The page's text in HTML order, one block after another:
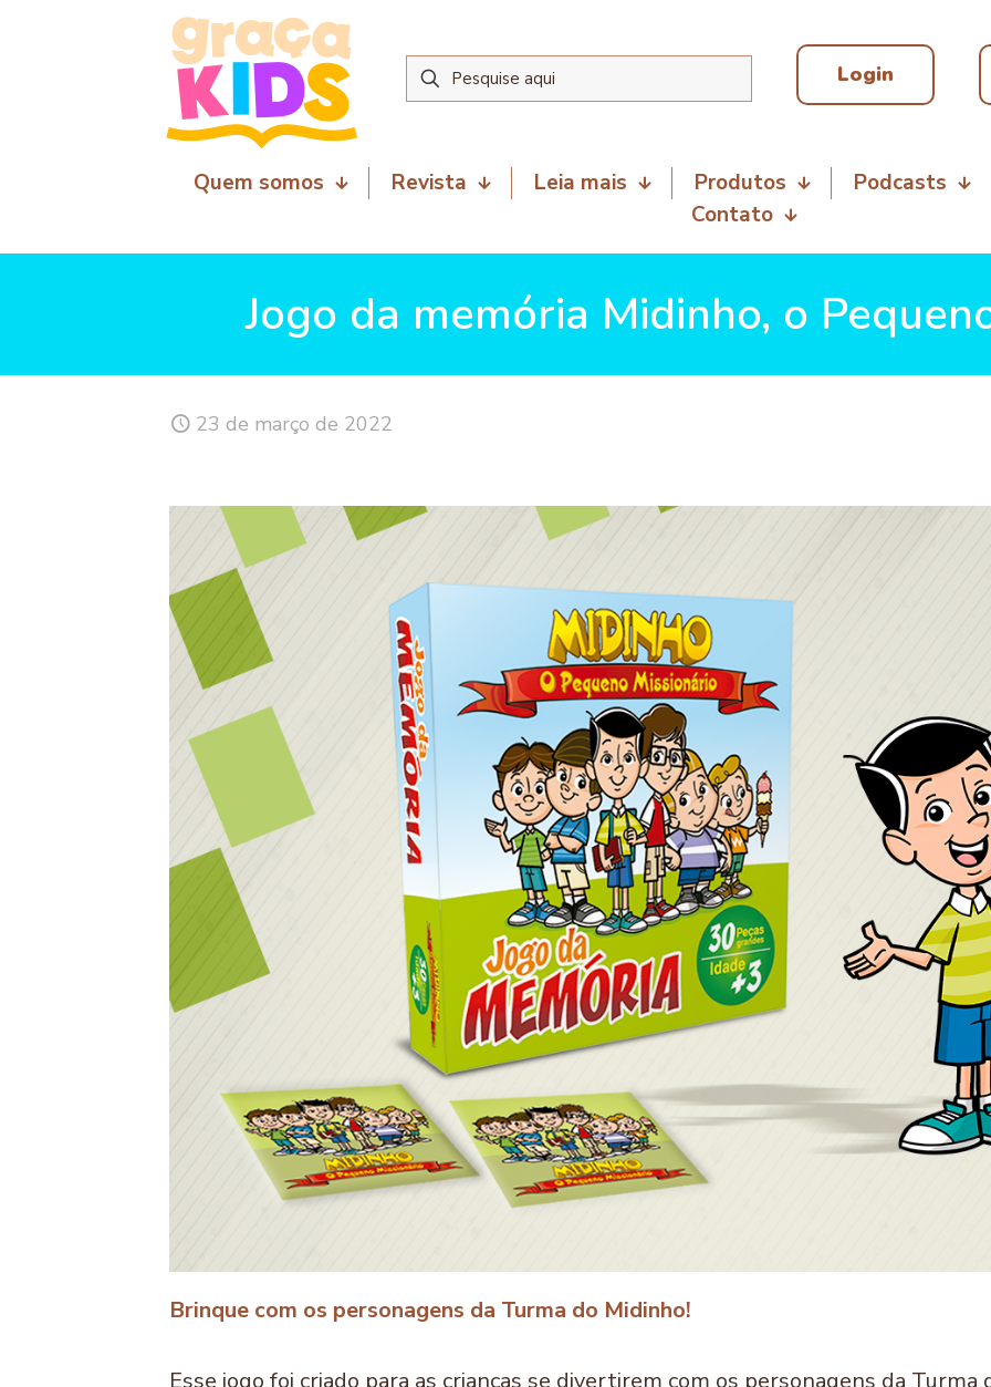
Login
Quem somos Revista Leia mais Produtos
Podcasts
Contato
Jogo da memória Midinho, o
23 de março de 2022
Brinque com os personagens da Turma do Midinho!
Esse jogo foi criado para as crianças se divertirem com os personagens da